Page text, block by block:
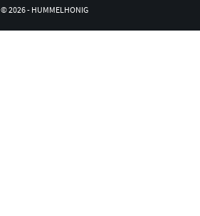
© 2026 - HUMMELHONIG